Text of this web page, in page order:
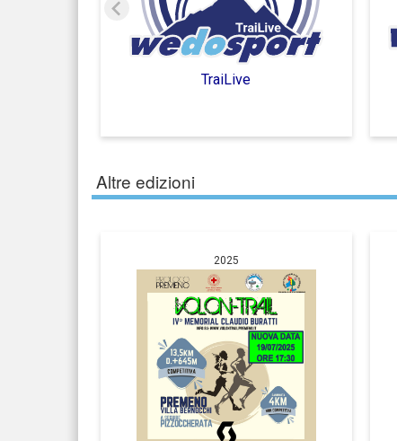
TraiLive
Altre edizioni
2025